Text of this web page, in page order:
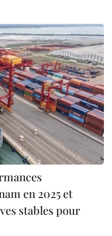
en 2025 et
stables pour